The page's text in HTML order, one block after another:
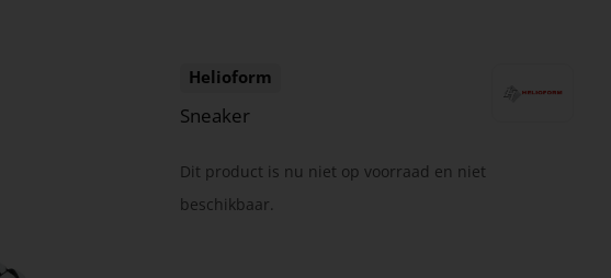
Helioform
Sneaker
Dit product is nu niet op voorraad en niet
beschikbaar.